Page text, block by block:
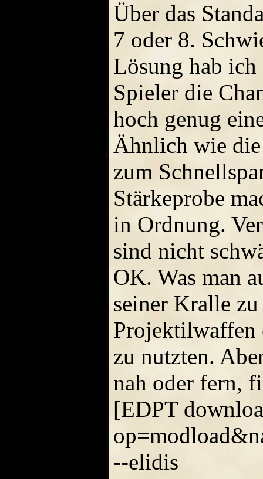
Über das
7 oder 8.
Lösung hab
Spieler die
hoch genug
Ähnlich wie die
zum
Stärkeprobe
in Ordnung.
sind nicht
OK. Was man
seiner Kralle
Projektilwaffen
zu nutzten.
nah oder fern,
[EDPT
--elidis